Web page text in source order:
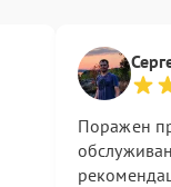
Поражен